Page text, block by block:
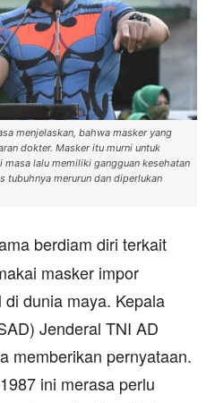
menjelaskan, bahwa masker yang
dokter. Masker itu murni untuk
lalu memiliki gangguan kesehatan
tubuhnya merurun dan diperlukan
berdiam diri terkait
masker impor
dunia maya. Kepala
Jenderal TNI AD
memberikan pernyataan.
ini merasa perlu